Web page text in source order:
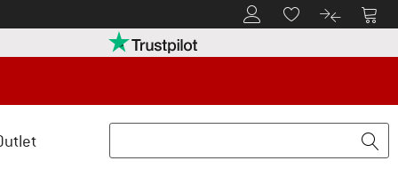
Til kundekontoenTil huskesedlen.
Til Til
her Åbnes i en infoboks Vi er Trustpilot-certificeret -